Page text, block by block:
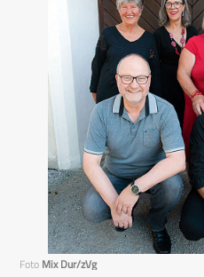
Foto Mix Dur/zVg